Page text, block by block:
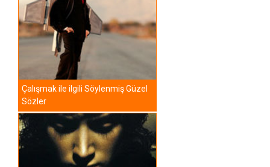
Çalışmak ile ilgili Söylenmiş Güzel
Sözler